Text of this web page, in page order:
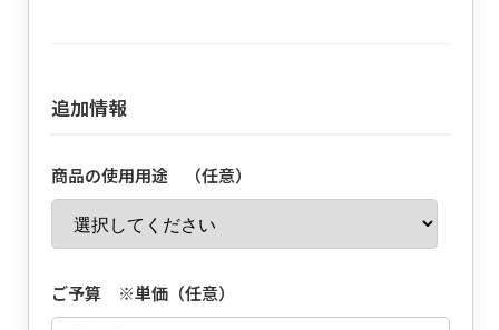
追加情報
商品の使用用途 （任意）
ご予算 ※単価（任意）